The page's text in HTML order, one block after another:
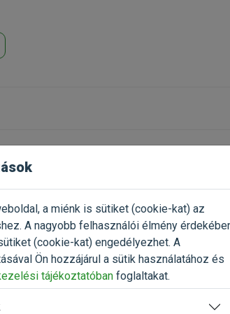
Fluo M Szalagos 5m/25kg
Már próbáltad a
Oszd meg tapasztalatod a
gazdival!
Értékelés írása
a miénk is sütiket (cookie-kat) az
A nagyobb felhasználói élmény
(cookie-kat) engedélyezhet. A
Ön hozzájárul a sütik használatához és
tájékoztatóban foglaltakat.